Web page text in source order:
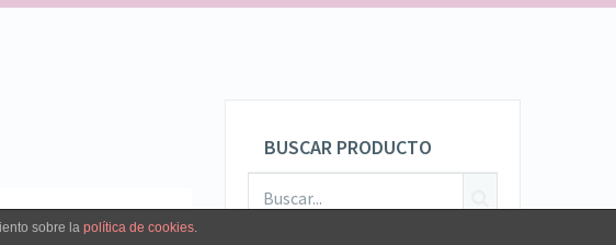
BUSCAR PRODUCTO
sobre la política de cookies.